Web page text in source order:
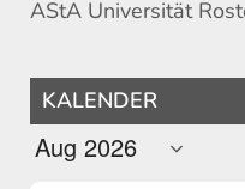
AStA Universität
KALENDER